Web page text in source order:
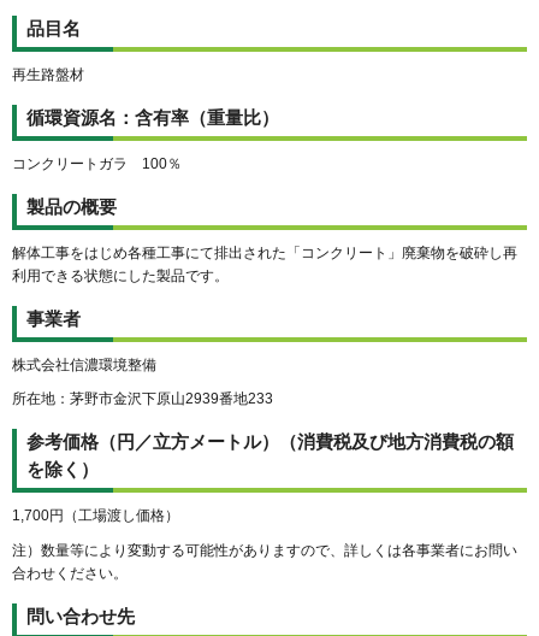
品目名
再生路盤材
循環資源名：含有率（重量比）
コンクリートガラ 100％
製品の概要
解体工事をはじめ各種工事にて排出された「コンクリート」廃棄物を破砕し再
利用できる状態にした製品です。
事業者
株式会社信濃環境整備
所在地：茅野市金沢下原山2939番地233
参考価格（円／立方メートル）（消費税及び地方消費税の額
を除く）
1,700円（工場渡し価格）
注）数量等により変動する可能性がありますので、詳しくは各事業者にお問い
合わせください。
問い合わせ先